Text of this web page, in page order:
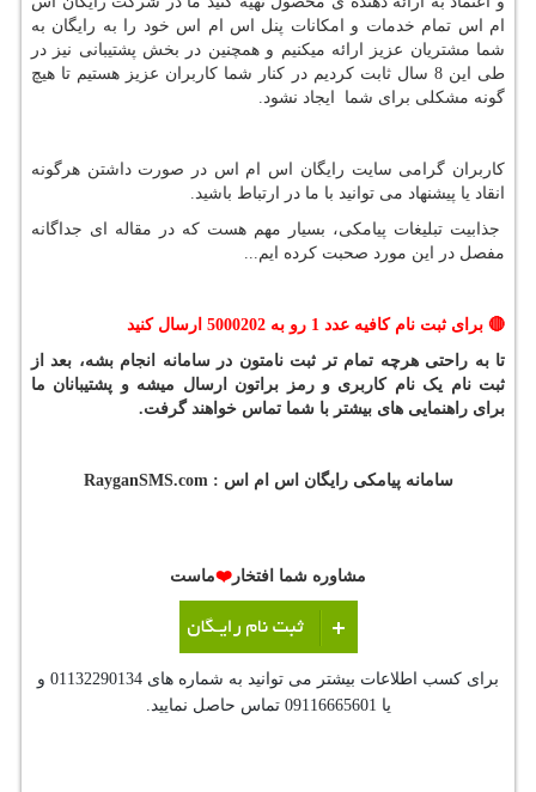
ام اس تمام خدمات و امکانات پنل اس ام اس خود را به رایگان به
شما مشتریان عزیز ارائه میکنیم و همچنین در بخش پشتیبانی نیز در
طی این 8 سال ثابت کردیم در کنار شما کاربران عزیز هستیم تا هیچ
گونه مشکلی برای شما ایجاد نشود.
کاربران گرامی سایت رایگان اس ام اس در صورت داشتن هرگونه
انقاد یا پیشنهاد می توانید با ما در ارتباط باشید.
جذابیت تبلیغات پیامکی، بسیار مهم هست که در مقاله ای جداگانه
مفصل در این مورد صحبت کرده ایم...
🔴 برای ثبت نام کافیه عدد 1 رو به 5000202 ارسال کنید
تا به راحتی هرچه تمام تر ثبت نامتون در سامانه انجام بشه، بعد از
ثبت نام یک نام کاربری و رمز براتون ارسال میشه و پشتیبانان ما
برای راهنمایی های بیشتر با شما تماس خواهند گرفت.
سامانه پیامکی رایگان اس ام اس :RayganSMS.com
مشاوره شما افتخار ❤️ماست
برای کسب اطلاعات بیشتر می توانید به شماره های 01132290134 و
یا 09116665601 تماس حاصل نمایید.